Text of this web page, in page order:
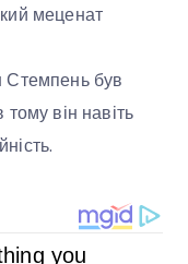
меценат
Стемпень був
він навіть